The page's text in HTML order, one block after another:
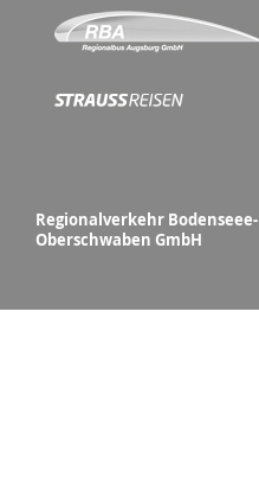
Regionalverkehr Bodenseee-
Oberschwaben GmbH